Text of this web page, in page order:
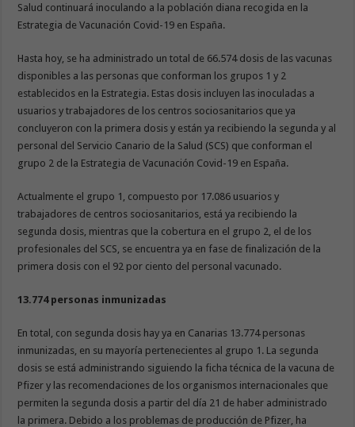
Salud continuará inoculando a la población diana recogida en la
Estrategia de Vacunación Covid-19 en España.
Hasta hoy, se ha administrado un total de 66.574 dosis de las vacunas
disponibles a las personas que conforman los grupos 1 y 2
establecidos en la Estrategia. Estas dosis incluyen las inoculadas a
usuarios y trabajadores de los centros sociosanitarios que ya
concluyeron con la primera dosis y están ya recibiendo la segunda y al
personal del Servicio Canario de la Salud (SCS) que conforman el
grupo 2 de la Estrategia de Vacunación Covid-19 en España.
Actualmente el grupo 1, compuesto por 17.086 usuarios y
trabajadores de centros sociosanitarios, está ya recibiendo la
segunda dosis, mientras que la cobertura en el grupo 2, el de los
profesionales del SCS, se encuentra ya en fase de finalización de la
primera dosis con el 92 por ciento del personal vacunado.
13.774 personas inmunizadas
En total, con segunda dosis hay ya en Canarias 13.774 personas
inmunizadas, en su mayoría pertenecientes al grupo 1. La segunda
dosis se está administrando siguiendo la ficha técnica de la vacuna de
Pfizer y las recomendaciones de los organismos internacionales que
permiten la segunda dosis a partir del día 21 de haber administrado
la primera. Debido a los problemas de producción de Pfizer, ha